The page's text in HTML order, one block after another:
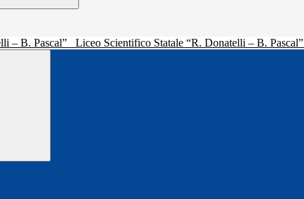
Liceo Scientifico Statale “R. Donatelli – B. Pascal”